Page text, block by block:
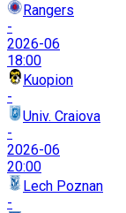
Rangers
-
2026-06
18:00
Kuopion
-
Univ. Craiova
-
2026-06
20:00
Lech Poznan
-